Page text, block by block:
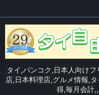
タイ,バンコク,日本人向け
店,日本料理店,グルメ情報,
得,毎月会計